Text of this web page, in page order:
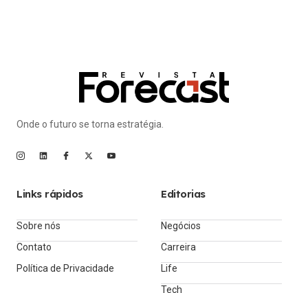
Onde o futuro se torna estratégia.
Links rápidos
Sobre nós
Contato
Política de Privacidade
Editorias
Negócios
Carreira
Life
Tech